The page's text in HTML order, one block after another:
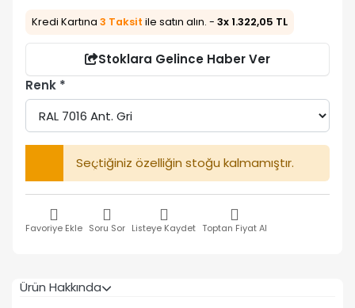
Kredi Kartına 3 Taksit ile satın alın. - 3x 1.322,05 TL
Stoklara Gelince Haber Ver
Renk
Seçtiğiniz özelliğin stoğu kalmamıştır.
Favoriye Ekle Soru Sor Listeye Kaydet Toptan Fiyat Al
Ürün Hakkında